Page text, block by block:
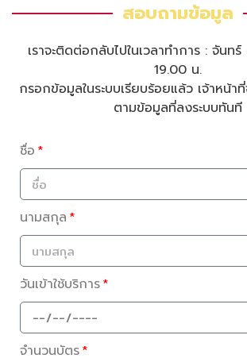
สอบถามข้อมูล
เราจะติดต่อกลับไปในเวลาทำการ : จันท
19.00 น.
กรอกข้อมูลในระบบเรียบร้อยแล้ว เจ้าหน้
ตามข้อมูลที่ลงระบบทันที
ชื่อ
นามสกุล
วันเข้าใช้บริการ
จำนวนบัตร